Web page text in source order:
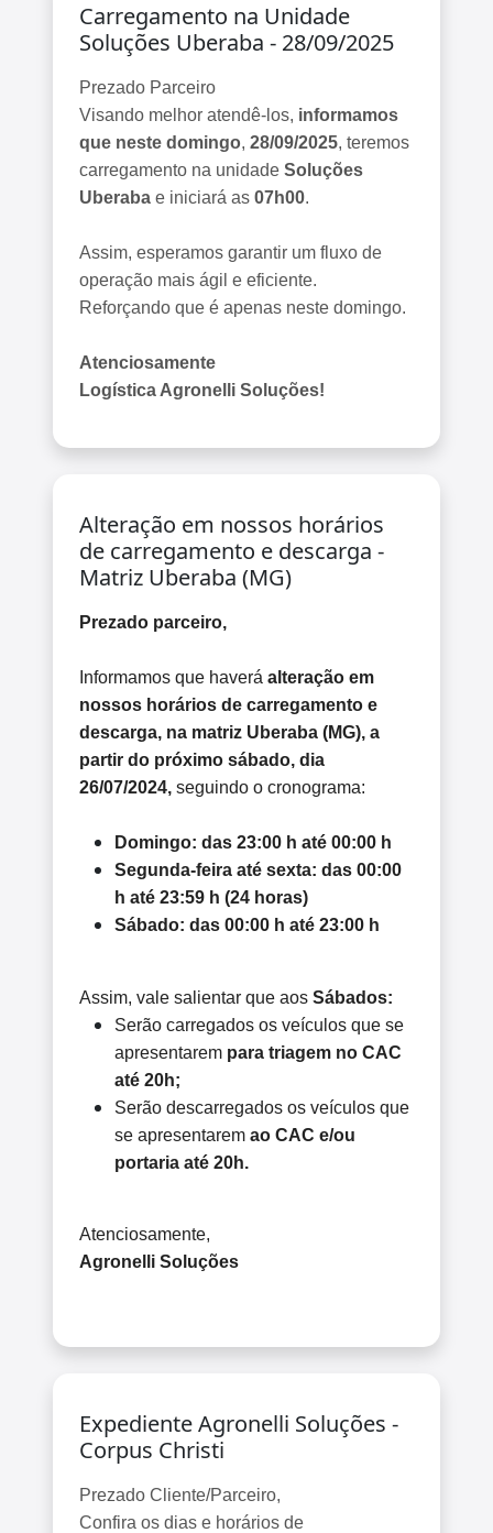
Carregamento na Unidade
Soluções Uberaba - 28/09/2025
Prezado Parceiro
Visando melhor atendê-los, informamos
que neste domingo, 28/09/2025, teremos
carregamento na unidade Soluções
Uberaba e iniciará as 07h00.
Assim, esperamos garantir um fluxo de
operação mais ágil e eficiente.
Reforçando que é apenas neste domingo.
Atenciosamente
Logística Agronelli Soluções!
Alteração em nossos horários
de carregamento e descarga -
Matriz Uberaba (MG)
Prezado parceiro,
Informamos que haverá alteração em
nossos horários de carregamento e
descarga, na matriz Uberaba (MG), a
partir do próximo sábado, dia
26/07/2024, seguindo o cronograma:
Domingo: das 23:00 h até 00:00 h
Segunda-feira até sexta: das 00:00
h até 23:59 h (24 horas)
Sábado: das 00:00 h até 23:00 h
Assim, vale salientar que aos Sábados:
Serão carregados os veículos que se
apresentarem para triagem no CAC
até 20h;
Serão descarregados os veículos que
se apresentarem ao CAC e/ou
portaria até 20h.
Atenciosamente,
Agronelli Soluções
Expediente Agronelli Soluções -
Corpus Christi
Prezado Cliente/Parceiro,
Confira os dias e horários de